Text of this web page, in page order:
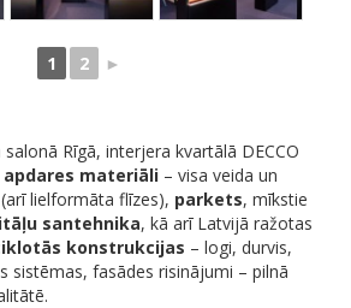
1 2 ►
Rīgā, interjera kvartālā DECCO
apdares materiāli – visa veida un
(arī lielformāta flīzes), parkets, mīkstie
itāļu santehnika, kā arī Latvijā ražotas
konstrukcijas – logi, durvis,
sistēmas, fasādes risinājumi – pilnā